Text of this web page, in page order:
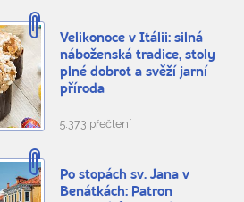
Velikonoce v Itálii: silná
náboženská tradice, stoly
plné dobrot a svěží jarní
příroda
5.373 přečtení
Po stopách sv. Jana v
Benátkách: Patron